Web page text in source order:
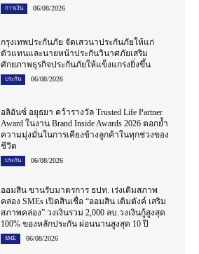
การเงิน 06/08/2026
กรุงเทพประกันภัย จัดเสวนาประกันภัยให้แก่
ตัวแทนและนายหน้าประกันวินาศภัยเสริม
ศักยภาพธุรกิจประกันภัยให้แข็งแกร่งยิ่งขึ้น
ประกัน 06/08/2026
อลิอันซ์ อยุธยา คว้ารางวัล Trusted Life Partner
Award ในงาน Brand Inside Awards 2026 ตอกย้ำ
ความมุ่งมั่นในการเคียงข้างลูกค้าในทุกช่วงของ
ชีวิต
ประกัน 06/08/2026
ออมสิน ขานรับมาตรการ ธปท. เร่งเติมสภาพ
คล่อง SMEs เปิดสินเชื่อ “ออมสิน เติมตังค์ เสริม
สภาพคล่อง” วงเงินรวม 2,000 ลบ.วงเงินกู้สูงสุด
100% ของหลักประกัน ผ่อนนานสูงสุด 10 ปี
SME 06/08/2026